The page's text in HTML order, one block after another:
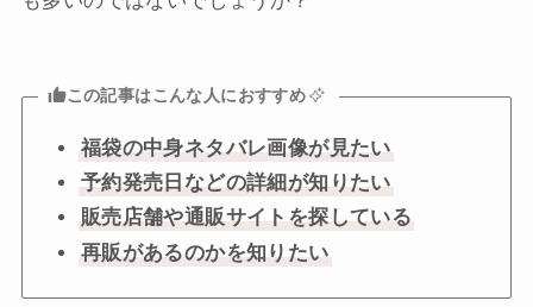
この記事はこんな人におすすめ
福袋の中身ネタバレ画像が見たい
予約発売日などの詳細が知りたい
販売店舗や通販サイトを探している
再販があるのかを知りたい